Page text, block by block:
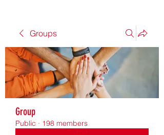
Groups
Group
Public · 198 members